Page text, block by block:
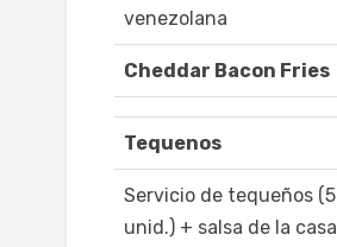
venezolana
Cheddar Bacon Fries
Tequenos
Servicio de tequeños (5
unid.) + salsa de la casa